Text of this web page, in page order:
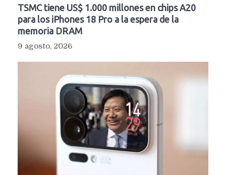
TSMC tiene US$ 1.000 millones en chips A20
para los iPhones 18 Pro a la espera de la
memoria DRAM
9 agosto, 2026